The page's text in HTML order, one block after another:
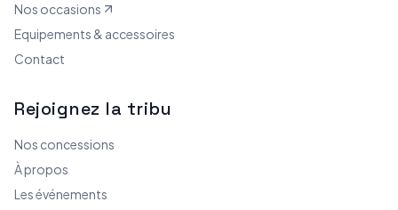
Nos occasions
Equipements & accessoires
Contact
Rejoignez la tribu
Nos concessions
À propos
Les événements